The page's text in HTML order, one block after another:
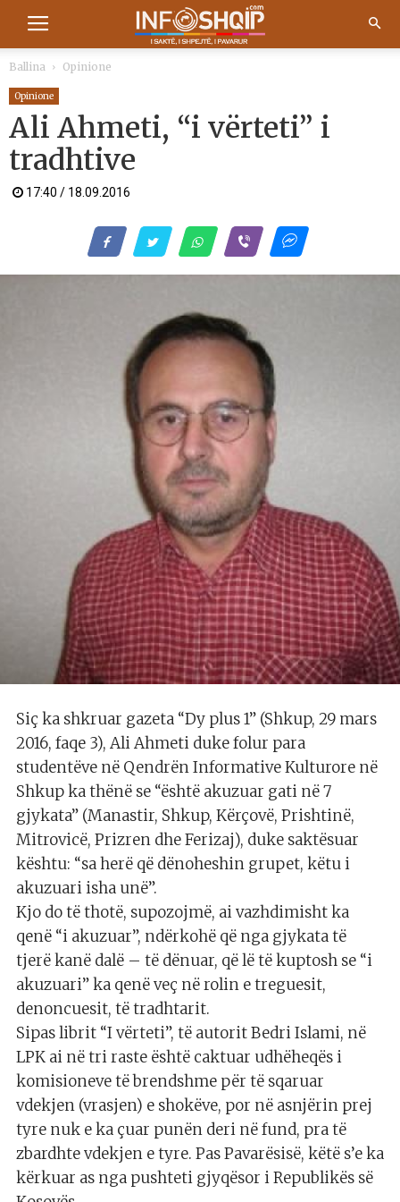
Ballina Opinione
Opinione
Ali Ahmeti, “i vërteti” i
tradhtive
17:40 / 18.09.2016
Siç ka shkruar gazeta “Dy plus 1” (Shkup, 29 mars
2016, faqe 3), Ali Ahmeti duke folur para
studentëve në Qendrën Informative Kulturore në
Shkup ka thënë se “është akuzuar gati në 7
gjykata” (Manastir, Shkup, Kërçovë, Prishtinë,
Mitrovicë, Prizren dhe Ferizaj), duke saktësuar
kështu: “sa herë që dënoheshin grupet, këtu i
akuzuari isha unë”.
Kjo do të thotë, supozojmë, ai vazhdimisht ka
qenë “i akuzuar”, ndërkohë që nga gjykata të
tjerë kanë dalë – të dënuar, që lë të kuptosh se “i
akuzuari” ka qenë veç në rolin e treguesit,
denoncuesit, të tradhtarit.
Sipas librit “I vërteti”, të autorit Bedri Islami, në
LPK ai në tri raste është caktuar udhëheqës i
komisioneve të brendshme për të sqaruar
vdekjen (vrasjen) e shokëve, por në asnjërin prej
tyre nuk e ka çuar punën deri në fund, pra të
zbardhte vdekjen e tyre. Pas Pavarësisë, këtë s’e ka
kërkuar as nga pushteti gjyqësor i Republikës së